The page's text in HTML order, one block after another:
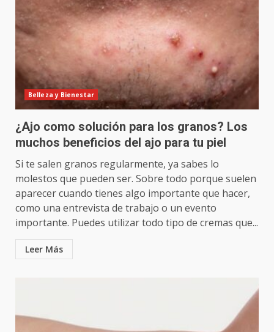
Belleza y Bienestar
¿Ajo como solución para los granos? Los
muchos beneficios del ajo para tu piel
Si te salen granos regularmente, ya sabes lo
molestos que pueden ser. Sobre todo porque suelen
aparecer cuando tienes algo importante que hacer,
como una entrevista de trabajo o un evento
importante. Puedes utilizar todo tipo de cremas que...
Leer Más